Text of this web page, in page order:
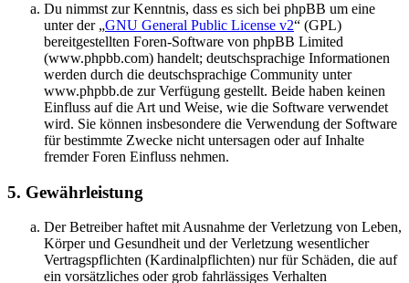
Du nimmst zur Kenntnis, dass es sich bei phpBB um eine
unter der „GNU General Public License v2“ (GPL)
bereitgestellten Foren-Software von phpBB Limited
(www.phpbb.com) handelt; deutschsprachige Informationen
werden durch die deutschsprachige Community unter
www.phpbb.de zur Verfügung gestellt. Beide haben keinen
Einfluss auf die Art und Weise, wie die Software verwendet
wird. Sie können insbesondere die Verwendung der Software
für bestimmte Zwecke nicht untersagen oder auf Inhalte
fremder Foren Einfluss nehmen.
5. Gewährleistung
Der Betreiber haftet mit Ausnahme der Verletzung von Leben,
Körper und Gesundheit und der Verletzung wesentlicher
Vertragspflichten (Kardinalpflichten) nur für Schäden, die auf
ein vorsätzliches oder grob fahrlässiges Verhalten